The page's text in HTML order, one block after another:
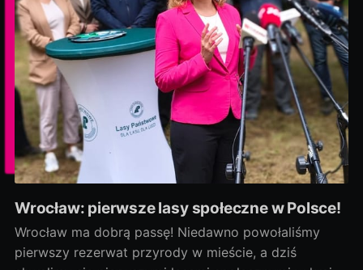
Wrocław: pierwsze lasy społeczne w Polsce!
Wrocław ma dobrą passę! Niedawno powołaliśmy
pierwszy rezerwat przyrody w mieście, a dziś